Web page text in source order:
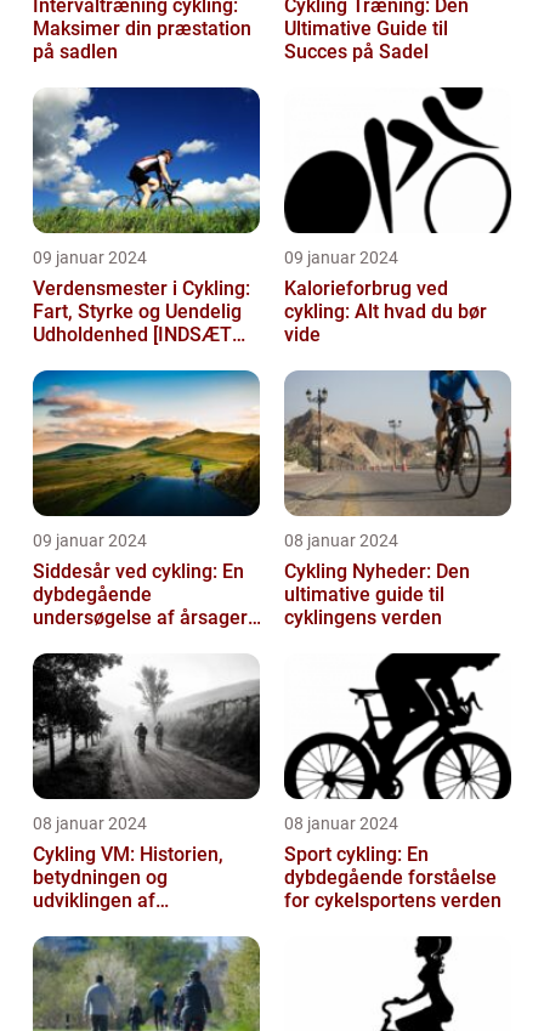
Intervaltræning cykling:
Maksimer din præstation
på sadlen
Cykling Træning: Den
Ultimative Guide til
Succes på Sadel
09 januar 2024
Verdensmester i Cykling:
Fart, Styrke og Uendelig
Udholdenhed [INDSÆT
09 januar 2024
Kalorieforbrug ved
cykling: Alt hvad du bør
vide
09 januar 2024
Siddesår ved cykling: En
dybdegående
undersøgelse af årsager,
behandling
08 januar 2024
Cykling Nyheder: Den
ultimative guide til
cyklingens verden
08 januar 2024
Cykling VM: Historien,
betydningen og
udviklingen af
08 januar 2024
Sport cykling: En
dybdegående forståelse
for cykelsportens verden